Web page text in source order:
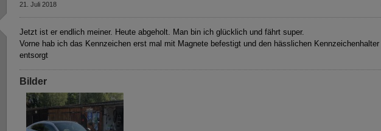
21. Juli 2018
Jetzt ist er endlich meiner. Heute abgeholt. Man bin ich glücklich und fährt super.
Vorne hab ich das Kennzeichen erst mal mit Magnete befestigt und den hässlichen Kennzeichenhalter
entsorgt
Bilder